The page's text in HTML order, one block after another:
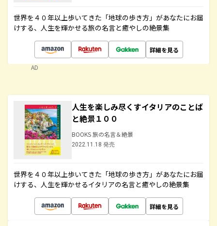
世界を４０年以上歩いてきた「地球の歩き方」があなたにお届
けする、人生を輝かせる旅の名言と癒やしの絶景集
詳細を見る
AD
人生を楽しみ尽くすイタリアのことば
と絶景１００
BOOKS 旅の名言＆絶景
2022.11.18 発売
世界を４０年以上歩いてきた「地球の歩き方」があなたにお届
けする、人生を輝かせるイタリアの名言と癒やしの絶景集
詳細を見る